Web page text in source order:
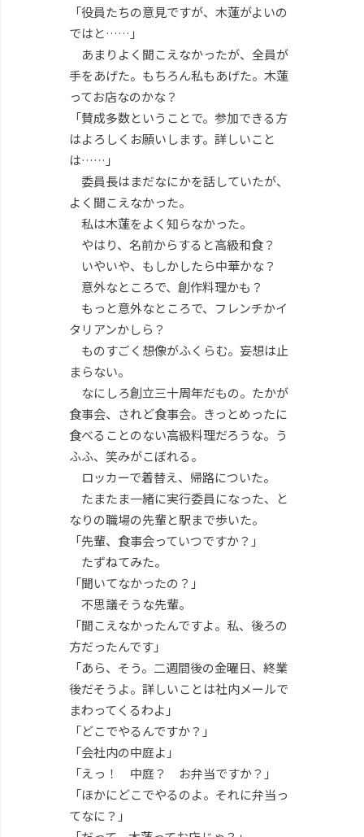
「役員たちの意見ですが、木蓮がよいの
ではと……」
あまりよく聞こえなかったが、全員が
手をあげた。もちろん私もあげた。木蓮
ってお店なのかな？
「賛成多数ということで。参加できる方
はよろしくお願いします。詳しいこと
は……」
委員長はまだなにかを話していたが、
よく聞こえなかった。
私は木蓮をよく知らなかった。
やはり、名前からすると高級和食？
いやいや、もしかしたら中華かな？
意外なところで、創作料理かも？
もっと意外なところで、フレンチかイ
タリアンかしら？
ものすごく想像がふくらむ。妄想は止
まらない。
なにしろ創立三十周年だもの。たかが
食事会、されど食事会。きっとめったに
食べることのない高級料理だろうな。う
ふふ、笑みがこぼれる。
ロッカーで着替え、帰路についた。
たまたま一緒に実行委員になった、と
なりの職場の先輩と駅まで歩いた。
「先輩、食事会っていつですか？」
たずねてみた。
「聞いてなかったの？」
不思議そうな先輩。
「聞こえなかったんですよ。私、後ろの
方だったんです」
「あら、そう。二週間後の金曜日、終業
後だそうよ。詳しいことは社内メールで
まわってくるわよ」
「どこでやるんですか？」
「会社内の中庭よ」
「えっ！ 中庭？ お弁当ですか？」
「ほかにどこでやるのよ。それに弁当っ
てなに？」